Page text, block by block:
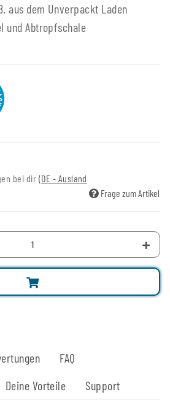
aus dem Unverpackt Laden
und Abtropfschale
bei dir (DE - Ausland
Frage zum Artikel
FAQ
Deine Vorteile Support